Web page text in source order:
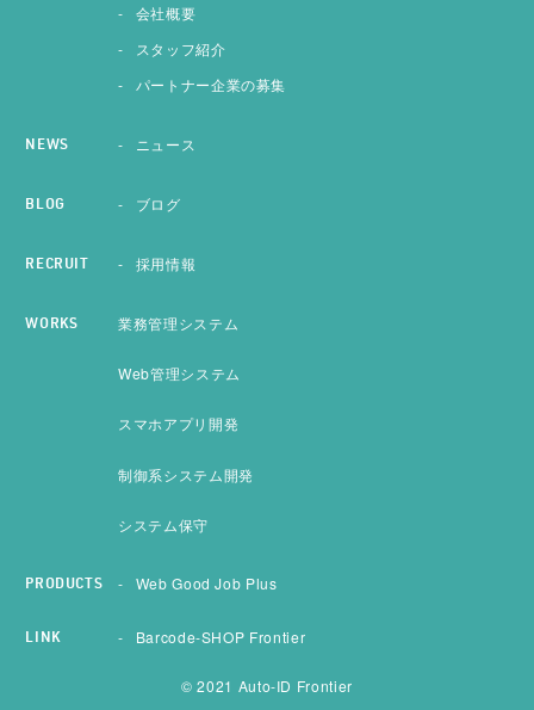
会社概要
スタッフ紹介
パートナー企業の募集
NEWS ニュース
BLOG ブログ
RECRUIT 採用情報
WORKS 業務管理システム
Web管理システム
スマホアプリ開発
制御系システム開発
システム保守
PRODUCTS Web Good Job Plus
LINK Barcode-SHOP Frontier
© 2021 Auto-ID Frontier